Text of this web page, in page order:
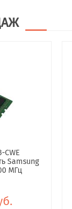
CWE
Samsung
МГц